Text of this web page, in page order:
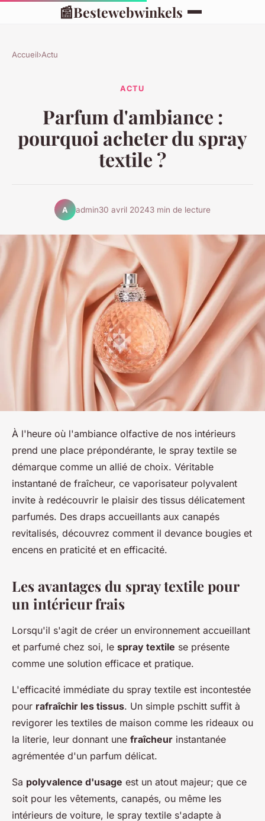
📰Bestewebwinkels
Accueil›Actu
ACTU
Parfum d'ambiance :
pourquoi acheter du spray
textile ?
A admin30 avril 20243 min de lecture
À l'heure où l'ambiance olfactive de nos intérieurs
prend une place prépondérante, le spray textile se
démarque comme un allié de choix. Véritable
instantané de fraîcheur, ce vaporisateur polyvalent
invite à redécouvrir le plaisir des tissus délicatement
parfumés. Des draps accueillants aux canapés
revitalisés, découvrez comment il devance bougies et
encens en praticité et en efficacité.
Les avantages du spray textile pour
un intérieur frais
Lorsqu'il s'agit de créer un environnement accueillant
et parfumé chez soi, le spray textile se présente
comme une solution efficace et pratique.
L'efficacité immédiate du spray textile est incontestée
pour rafraîchir les tissus. Un simple pschitt suffit à
revigorer les textiles de maison comme les rideaux ou
la literie, leur donnant une fraîcheur instantanée
agrémentée d'un parfum délicat.
Sa polyvalence d'usage est un atout majeur; que ce
soit pour les vêtements, canapés, ou même les
intérieurs de voiture, le spray textile s'adapte à